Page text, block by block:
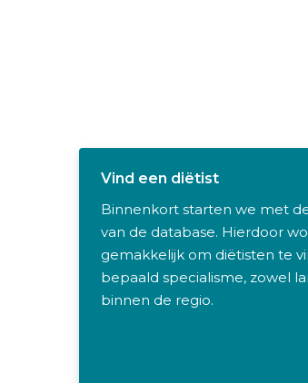
Vind een diëtist
Binnenkort starten we met
van de database. Hierdoor
gemakkelijk om diëtisten te
bepaald specialisme, zowel
binnen de regio.